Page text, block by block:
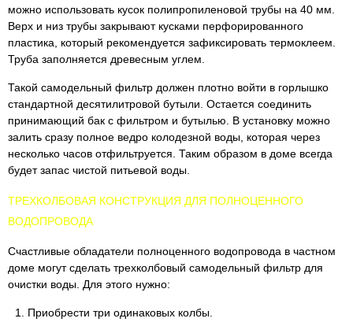
можно использовать кусок полипропиленовой трубы на 40 мм.
Верх и низ трубы закрывают кусками перфорированного
пластика, который рекомендуется зафиксировать термоклеем.
Труба заполняется древесным углем.
Такой самодельный фильтр должен плотно войти в горлышко
стандартной десятилитровой бутыли. Остается соединить
принимающий бак с фильтром и бутылью. В установку можно
залить сразу полное ведро колодезной воды, которая через
несколько часов отфильтруется. Таким образом в доме всегда
будет запас чистой питьевой воды.
ТРЕХКОЛБОВАЯ КОНСТРУКЦИЯ ДЛЯ ПОЛНОЦЕННОГО
ВОДОПРОВОДА
Счастливые обладатели полноценного водопровода в частном
доме могут сделать трехколбовый самодельный фильтр для
очистки воды. Для этого нужно:
Приобрести три одинаковых колбы.